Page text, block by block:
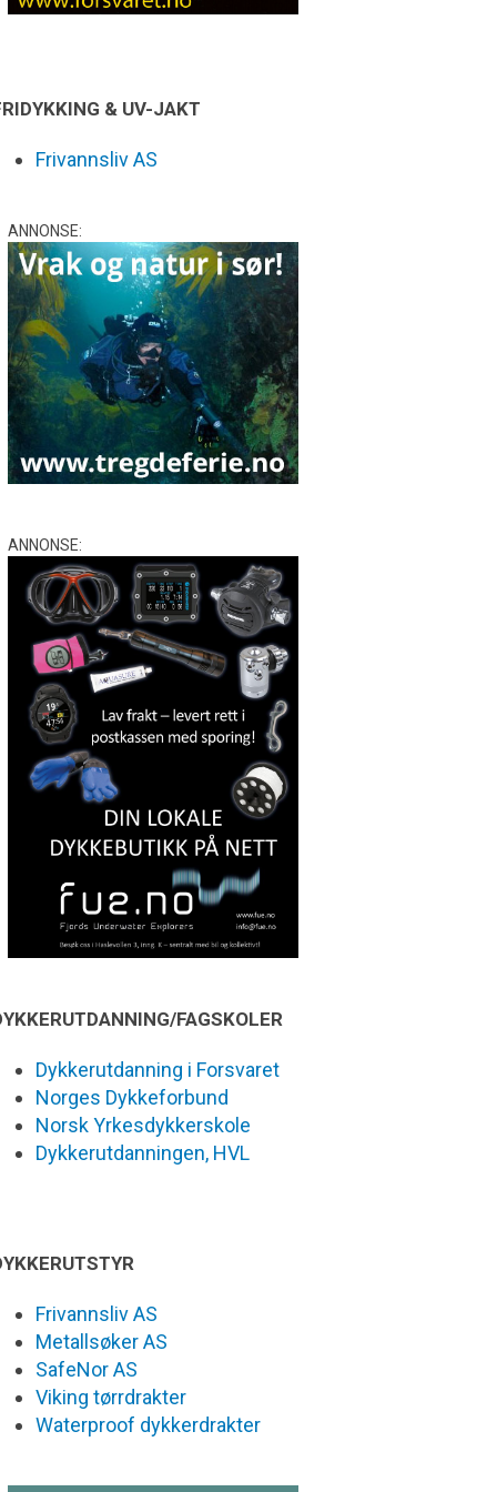
& UV-JAKT
Frivannsliv AS
ANNONSE:
ANNONSE:
FAGSKOLER
Dykkerutdanning i Forsvaret
Norges Dykkeforbund
Norsk Yrkesdykkerskole
Dykkerutdanningen, HVL
Frivannsliv AS
Metallsøker AS
SafeNor AS
Viking tørrdrakter
Waterproof dykkerdrakter